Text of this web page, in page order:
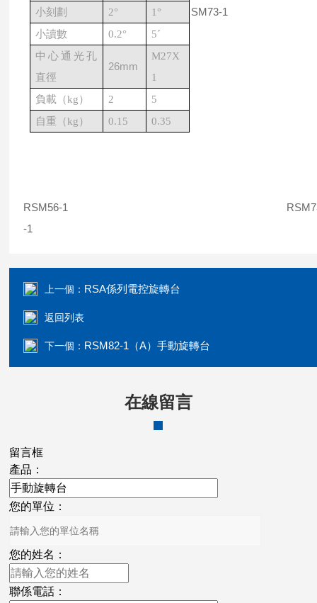
小刻劃
2°
1°
小讀數
0.2°
5´
中心通光孔
直徑
26mm
M27X
1
負載（kg） 2
5
自重（ kg ） 0.15 0.35
SM73-1
RSM56-1
-1
上一個： RSA係列電控旋轉台
返回列表
下一個： RSM82-1（A）手動旋轉台
在線留言
留言框
產品：
您的單位：
您的姓名：
聯係電話：